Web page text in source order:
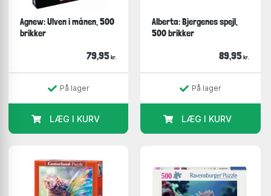
Agnew: Ulven i månen, 500
brikker
79,95 kr.
På lager
LÆG I KURV
Alberta: Bjergenes spejl,
500 brikker
89,95 kr.
På lager
LÆG I KURV